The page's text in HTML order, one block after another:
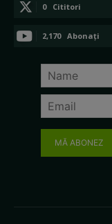
0 Cititori
2,170 Abonați
MĂ ABONEZ